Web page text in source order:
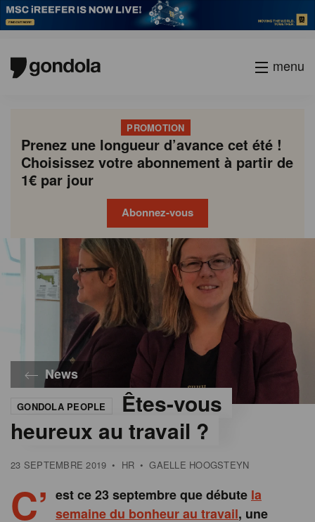
menu
PROMOTION
Prenez une longueur d’avance cet été !
Choisissez votre abonnement à partir de
1€ par jour
Abonnez-vous
News
GONDOLA PEOPLE
Êtes-vous
heureux au travail ?
23 SEPTEMBRE 2019 • HR • GAELLE HOOGSTEYN
C’ est ce 23 septembre que débute la
semaine du bonheur au travail, une
Gondola
academy
Gondola
society